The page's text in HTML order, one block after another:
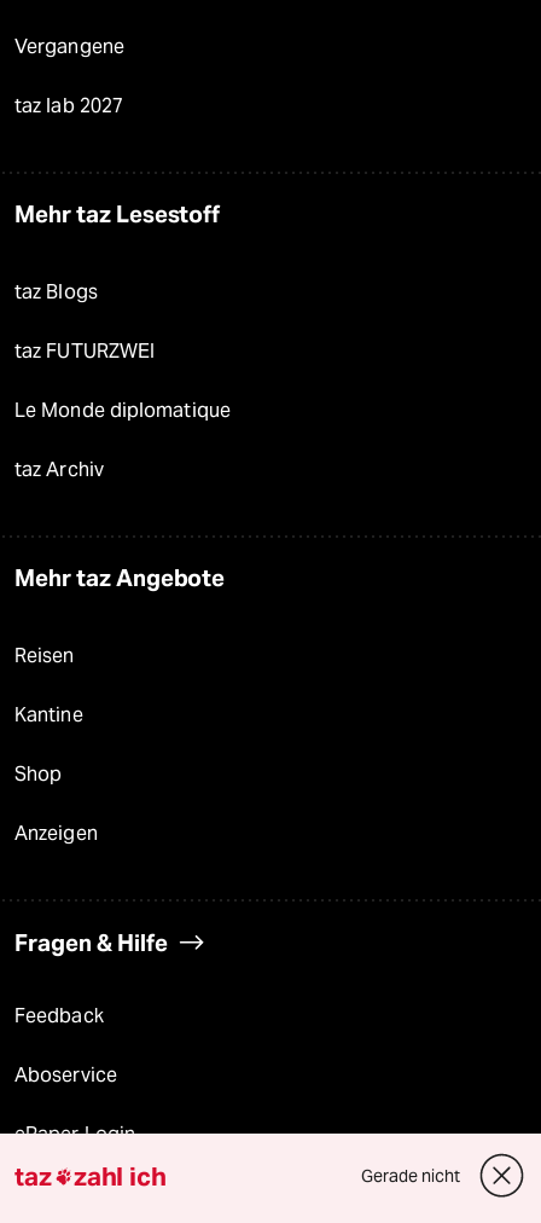
Vergangene
taz lab 2027
Mehr taz Lesestoff
taz Blogs
taz FUTURZWEI
Le Monde diplomatique
taz Archiv
Mehr taz Angebote
Reisen
Kantine
Shop
Anzeigen
Fragen & Hilfe
Feedback
Aboservice
ePaper Login
Downloads für Abonnierende
taz zahl ich Gerade nicht